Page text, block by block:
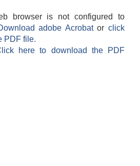
browser is not configured to
adobe Acrobatorclick
PDF file.
here to download the PDF